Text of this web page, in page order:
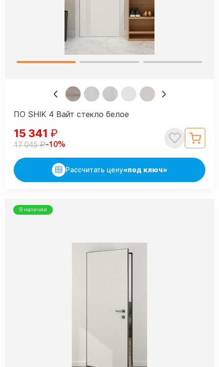
ПО SHIK 4 Вайт стекло белое
15 341 ₽
17 045₽-10%
Рассчитать цену«под ключ»
В наличии